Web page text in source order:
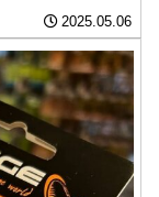
2025.05.06